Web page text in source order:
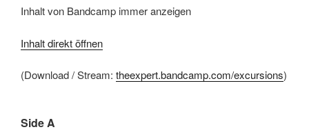
Inhalt von Bandcamp immer anzeigen
Inhalt direkt öffnen
(Download / Stream: theexpert.bandcamp.com/excursions)
Side A